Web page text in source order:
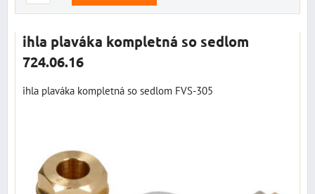
ihla plaváka kompletná so sedlom
724.06.16
ihla plaváka kompletná so sedlom FVS-305